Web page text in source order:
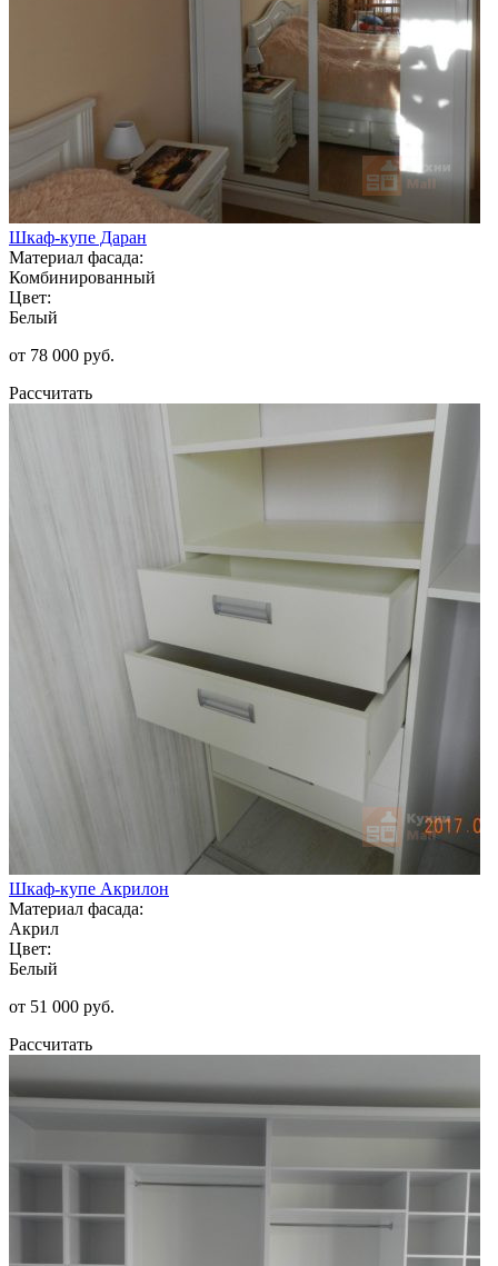
Шкаф-купе Даран
Материал фасада:
Комбинированный
Цвет:
Белый
от 78 000 руб.
Рассчитать
Шкаф-купе Акрилон
Материал фасада:
Акрил
Цвет:
Белый
от 51 000 руб.
Рассчитать